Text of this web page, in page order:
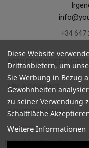
+34 647
MY ACCOUNT
BEWERTUNGEN
INFORMATIONEN
Diese Website
Drittanbietern, um
Sie Werbung in Bezug
Gewohnheiten
zu seiner Verwendung
Schaltfläche
Weitere Informationen